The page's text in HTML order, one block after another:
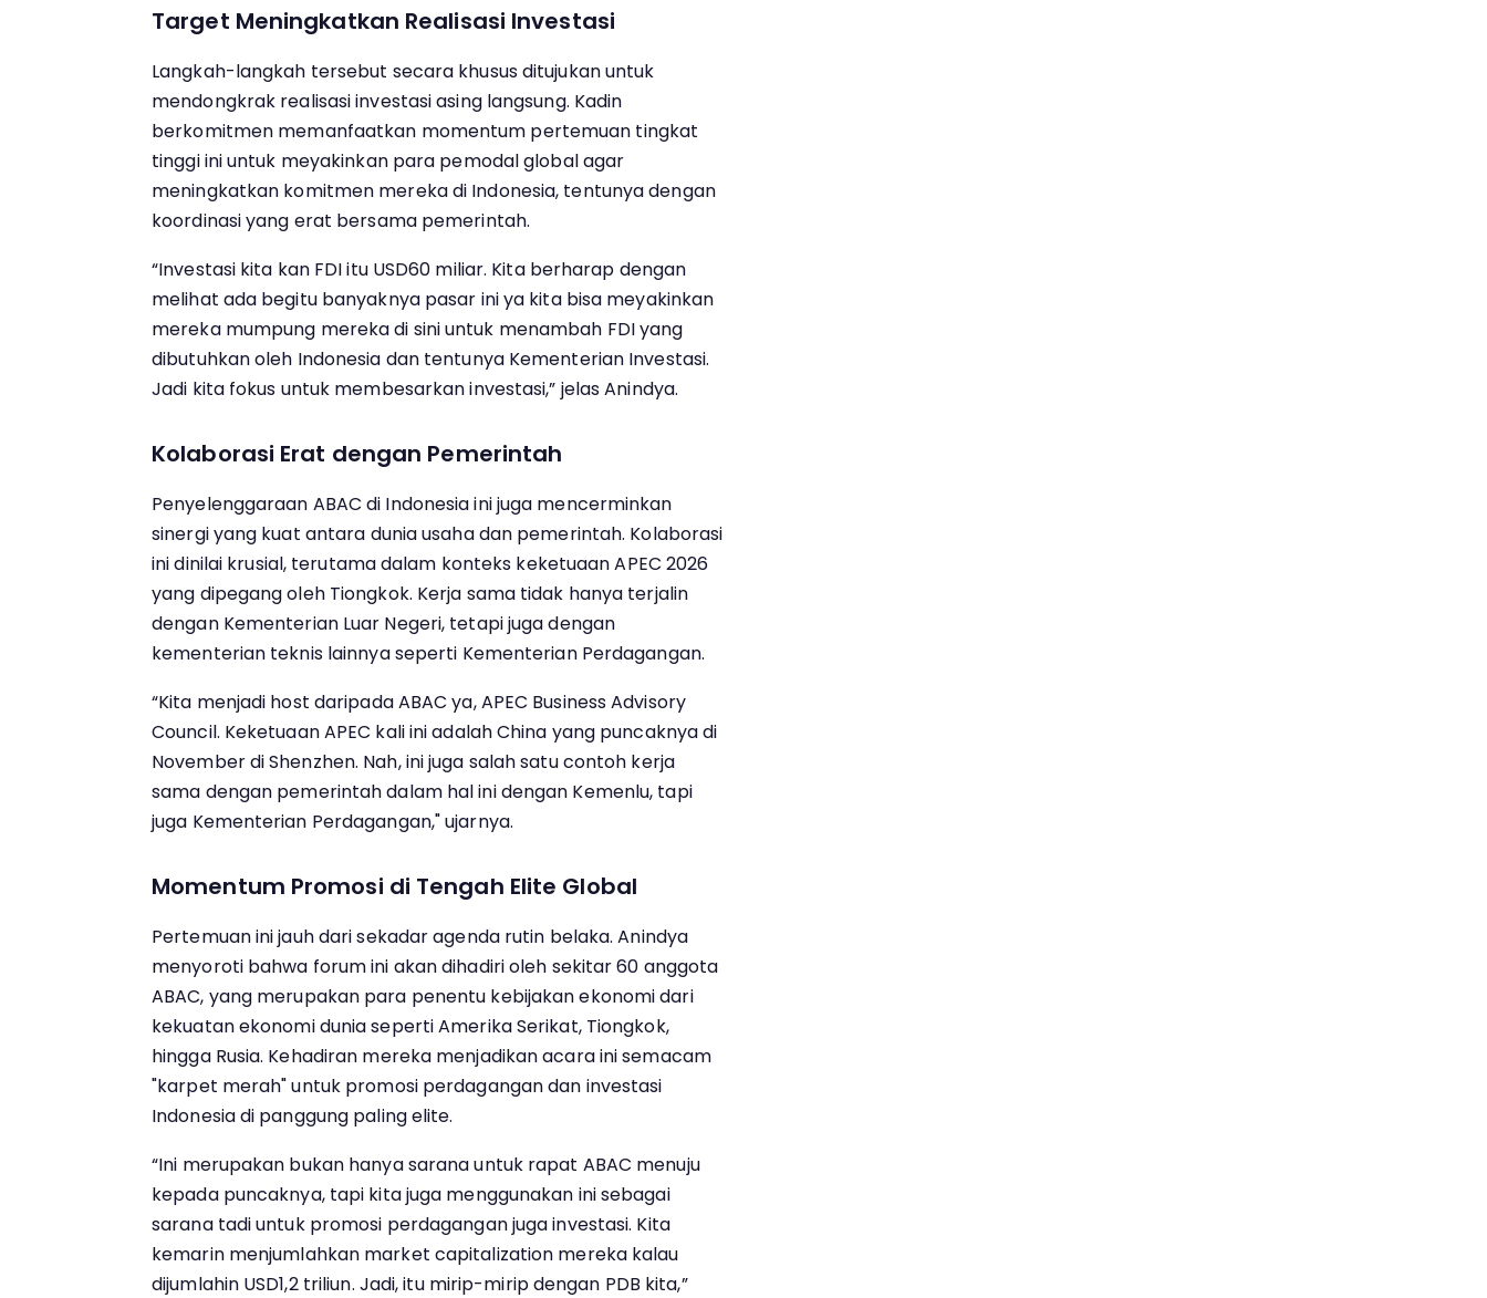
Target Meningkatkan Realisasi Investasi
Langkah-langkah tersebut secara khusus ditujukan untuk
mendongkrak realisasi investasi asing langsung. Kadin
berkomitmen memanfaatkan momentum pertemuan tingkat
tinggi ini untuk meyakinkan para pemodal global agar
meningkatkan komitmen mereka di Indonesia, tentunya dengan
koordinasi yang erat bersama pemerintah.
“Investasi kita kan FDI itu USD60 miliar. Kita berharap dengan
melihat ada begitu banyaknya pasar ini ya kita bisa meyakinkan
mereka mumpung mereka di sini untuk menambah FDI yang
dibutuhkan oleh Indonesia dan tentunya Kementerian Investasi.
Jadi kita fokus untuk membesarkan investasi,” jelas Anindya.
Kolaborasi Erat dengan Pemerintah
Penyelenggaraan ABAC di Indonesia ini juga mencerminkan
sinergi yang kuat antara dunia usaha dan pemerintah. Kolaborasi
ini dinilai krusial, terutama dalam konteks keketuaan APEC 2026
yang dipegang oleh Tiongkok. Kerja sama tidak hanya terjalin
dengan Kementerian Luar Negeri, tetapi juga dengan
kementerian teknis lainnya seperti Kementerian Perdagangan.
“Kita menjadi host daripada ABAC ya, APEC Business Advisory
Council. Keketuaan APEC kali ini adalah China yang puncaknya di
November di Shenzhen. Nah, ini juga salah satu contoh kerja
sama dengan pemerintah dalam hal ini dengan Kemenlu, tapi
juga Kementerian Perdagangan," ujarnya.
Momentum Promosi di Tengah Elite Global
Pertemuan ini jauh dari sekadar agenda rutin belaka. Anindya
menyoroti bahwa forum ini akan dihadiri oleh sekitar 60 anggota
ABAC, yang merupakan para penentu kebijakan ekonomi dari
kekuatan ekonomi dunia seperti Amerika Serikat, Tiongkok,
hingga Rusia. Kehadiran mereka menjadikan acara ini semacam
"karpet merah" untuk promosi perdagangan dan investasi
Indonesia di panggung paling elite.
“Ini merupakan bukan hanya sarana untuk rapat ABAC menuju
kepada puncaknya, tapi kita juga menggunakan ini sebagai
sarana tadi untuk promosi perdagangan juga investasi. Kita
kemarin menjumlahkan market capitalization mereka kalau
dijumlahin USD1,2 triliun. Jadi, itu mirip-mirip dengan PDB kita,”